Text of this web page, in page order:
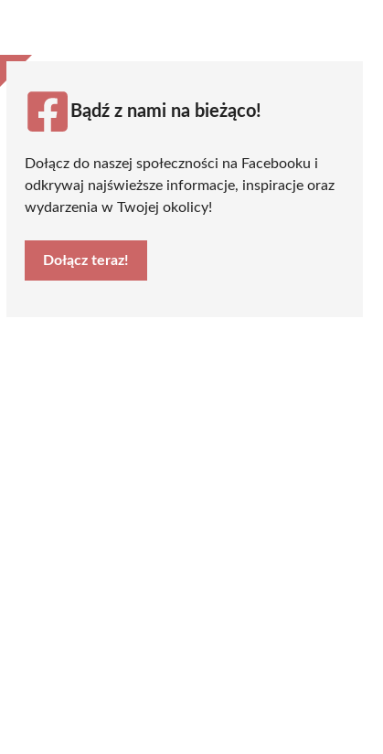
Bądź z nami na bieżąco!
Dołącz do naszej społeczności na Facebooku i
odkrywaj najświeższe informacje, inspiracje oraz
wydarzenia w Twojej okolicy!
Dołącz teraz!